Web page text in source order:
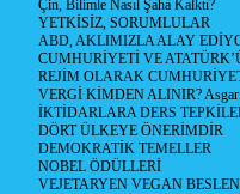
Çin, Bilimle Nasıl Şaha Kalktı?
YETKİSİZ, SORUMLULAR
ABD, AKLIMIZLA ALAY
CUMHURİYETİ VE
REJİM OLARAK
VERGİ KİMDEN ALINIR?
İKTİDARLARA DERS
DÖRT ÜLKEYE ÖNERİMDİR
DEMOKRATİK TEMELLER
NOBEL ÖDÜLLERİ
VEJETARYEN VEGAN